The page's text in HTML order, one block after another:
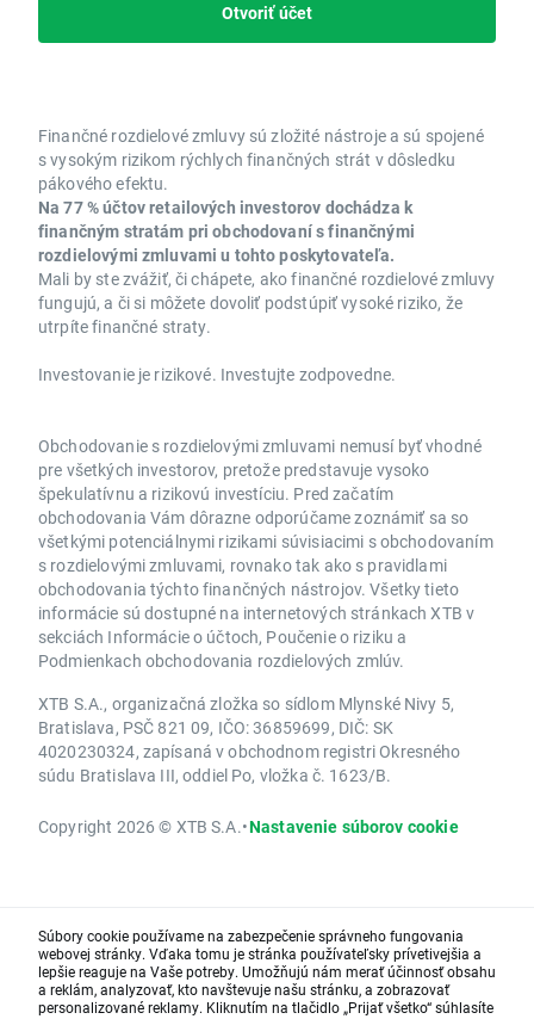
Otvoriť účet
Finančné rozdielové zmluvy sú zložité nástroje a sú spojené
s vysokým rizikom rýchlych finančných strát v dôsledku
pákového efektu.
Na 77 % účtov retailových investorov dochádza k
finančným stratám pri obchodovaní s finančnými
rozdielovými zmluvami u tohto poskytovateľa.
Mali by ste zvážiť, či chápete, ako finančné rozdielové zmluvy
fungujú, a či si môžete dovoliť podstúpiť vysoké riziko, že
utrpíte finančné straty.
Investovanie je rizikové. Investujte zodpovedne.
Obchodovanie s rozdielovými zmluvami nemusí byť vhodné
pre všetkých investorov, pretože predstavuje vysoko
špekulatívnu a rizikovú investíciu. Pred začatím
obchodovania Vám dôrazne odporúčame zoznámiť sa so
všetkými potenciálnymi rizikami súvisiacimi s obchodovaním
s rozdielovými zmluvami, rovnako tak ako s pravidlami
obchodovania týchto finančných nástrojov. Všetky tieto
informácie sú dostupné na internetových stránkach XTB v
sekciách Informácie o účtoch, Poučenie o riziku a
Podmienkach obchodovania rozdielových zmlúv.
XTB S.A., organizačná zložka so sídlom Mlynské Nivy 5,
Bratislava, PSČ 821 09, IČO: 36859699, DIČ: SK
4020230324, zapísaná v obchodnom registri Okresného
súdu Bratislava III, oddiel Po, vložka č. 1623/B.
Copyright 2026 © XTB S.A.•Nastavenie súborov cookie
Súbory cookie používame na zabezpečenie správneho fungovania
webovej stránky. Vďaka tomu je stránka používateľsky prívetivejšia a
lepšie reaguje na Vaše potreby. Umožňujú nám merať účinnosť obsahu
a reklám, analyzovať, kto navštevuje našu stránku, a zobrazovať
personalizované reklamy. Kliknutím na tlačidlo „Prijať všetko“ súhlasíte